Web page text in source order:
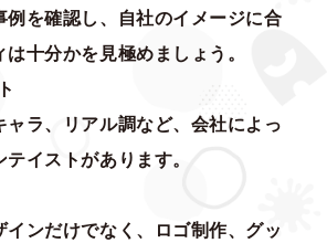
例を確認し、自社のイメージに合
十分かを見極めましょう。
ャラ、リアル調など、会社によっ
イストがあります。
インだけでなく、ロゴ制作、グッ